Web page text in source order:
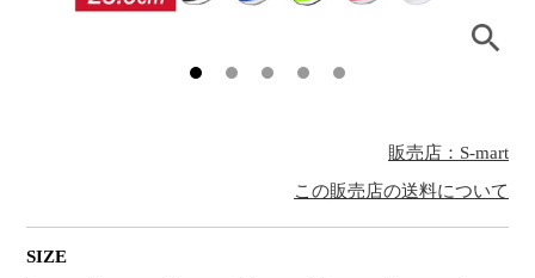
販売店：S-mart
この販売店の送料について
SIZE